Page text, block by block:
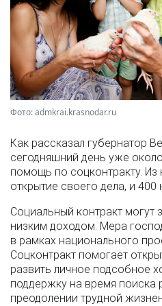
Фото: admkrai.krasnodar.ru
Как рассказал губернатор
сегодняшний день уже
помощь по соцконтракту. Из
открытие своего дела, и 400
Социальный контракт могут
низким доходом. Мера
в рамках национального
Соцконтракт помогает
развить личное подсобное
поддержку на время
преодолении трудной